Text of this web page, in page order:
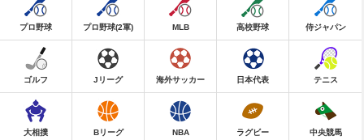
プロ野球 プロ野球(2軍) MLB 高校野球 侍ジャパン
ゴルフ Jリーグ 海外サッカー 日本代表 テニス
大相撲 Bリーグ NBA ラグビー 中央競馬